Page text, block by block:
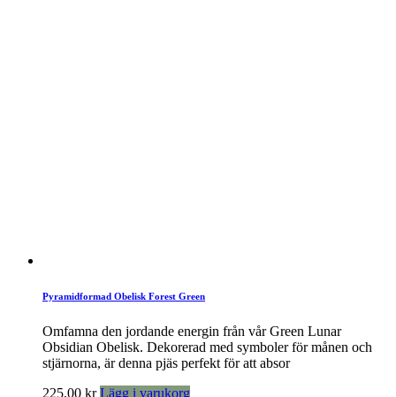
Pyramidformad Obelisk Forest Green
Omfamna den jordande energin från vår Green Lunar
Obsidian Obelisk. Dekorerad med symboler för månen och
stjärnorna, är denna pjäs perfekt för att absor
225,00 kr Lägg i varukorg